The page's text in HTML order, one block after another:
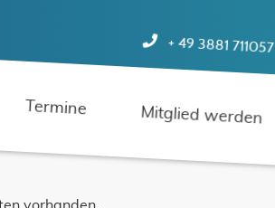
+ 49 3881 711057
Termine Mitglied werden